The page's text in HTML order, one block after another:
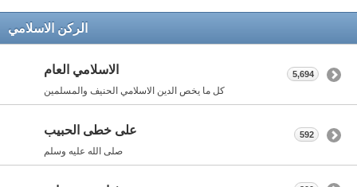
الركن الاسلامي
الاسلامي العام
كل ما يخص الدين الاسلامي الحنيف والمسلمين
5,694
على خطى الحبيب
صلى الله عليه وسلم
592